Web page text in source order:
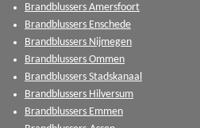
Brandblussers Amersfoort
Brandblussers Enschede
Brandblussers Nijmegen
Brandblussers Ommen
Brandblussers Stadskanaal
Brandblussers Hilversum
Brandblussers Emmen